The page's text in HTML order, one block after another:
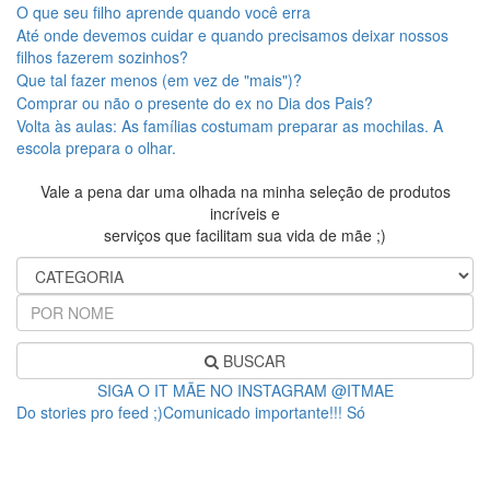
O que seu filho aprende quando você erra
Até onde devemos cuidar e quando precisamos deixar nossos
filhos fazerem sozinhos?
Que tal fazer menos (em vez de "mais")?
Comprar ou não o presente do ex no Dia dos Pais?
Volta às aulas: As famílias costumam preparar as mochilas. A
escola prepara o olhar.
Vale a pena dar uma olhada na minha seleção de produtos
incríveis e
serviços que facilitam sua vida de mãe ;)
BUSCAR
SIGA O IT MÃE NO INSTAGRAM @ITMAE
Do stories pro feed ;)Comunicado importante!!! Só